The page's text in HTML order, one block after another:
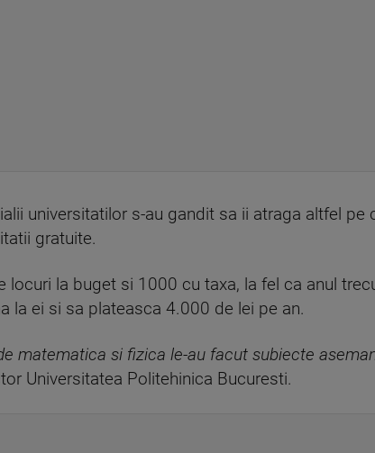
universitatilor s-au gandit sa ii atraga altfel pe
gratuite.
la buget si 1000 cu taxa, la fel ca anul
la ei si sa plateasca 4.000 de lei pe an.
matematica si fizica le-au facut subiecte
Universitatea Politehinica Bucuresti.